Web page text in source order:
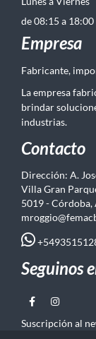
de 08:15 a 18:00
Empresa
Fabricante,
La empresa
brindar
industrias.
Contacto
Dirección: A.
Villa Gran
5019 -
Seguinos
Suscripción al